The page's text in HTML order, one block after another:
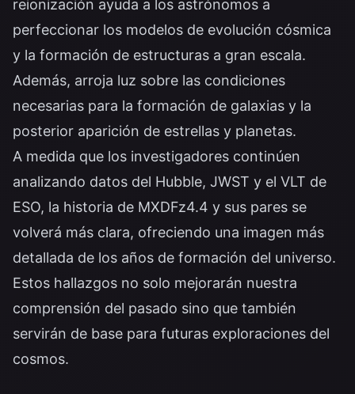
reionización ayuda a los astrónomos a
perfeccionar los modelos de evolución cósmica
y la formación de estructuras a gran escala.
Además, arroja luz sobre las condiciones
necesarias para la formación de galaxias y la
posterior aparición de estrellas y planetas.
A medida que los investigadores continúen
analizando datos del Hubble, JWST y el VLT de
ESO, la historia de MXDFz4.4 y sus pares se
volverá más clara, ofreciendo una imagen más
detallada de los años de formación del universo.
Estos hallazgos no solo mejorarán nuestra
comprensión del pasado sino que también
servirán de base para futuras exploraciones del
cosmos.